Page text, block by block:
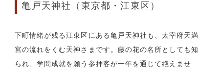
亀戸天神社（東京都・江東区）
下町情緒が残る江東区にある亀戸天神社も、太宰府天満
宮の流れをくむ天神さまです。藤の花の名所としても知
られ、学問成就を願う参拝客が一年を通じて絶えませ